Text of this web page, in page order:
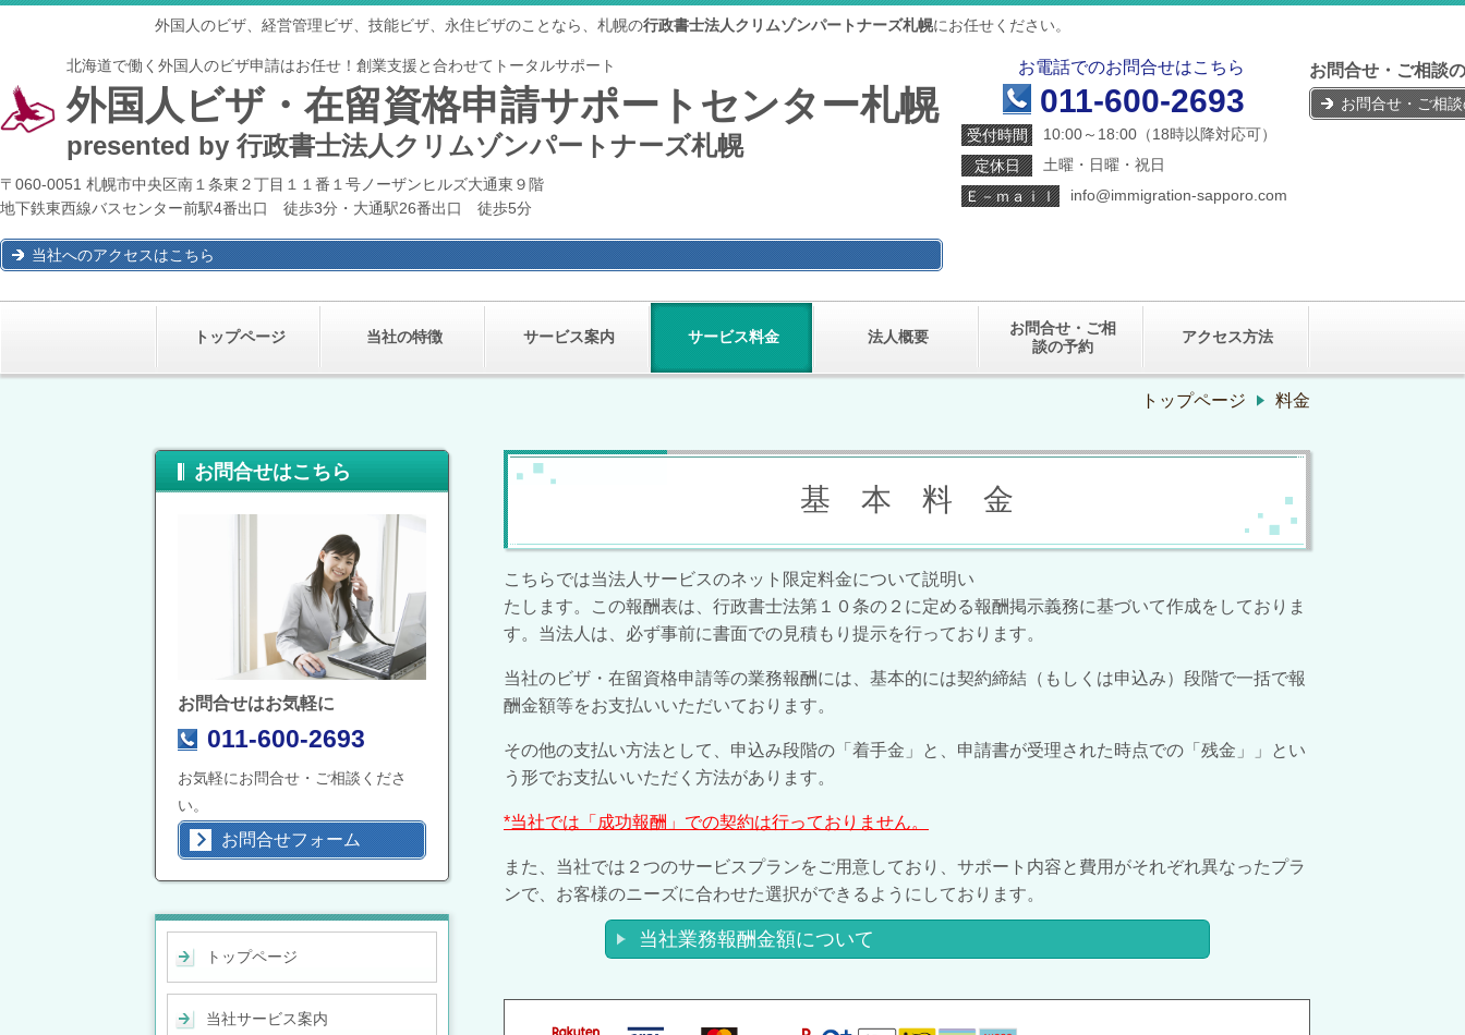
外国人のビザ、経営管理ビザ、技能ビザ、永住ビザのことなら、札幌の行政書士法人クリムゾンパートナーズ札幌にお任せください。
北海道で働く外国人のビザ申請はお任せ！創業支援と合わせてトータルサポート
外国人ビザ・在留資格申請サポートセンター札幌
presented by 行政書士法人クリムゾンパートナーズ札幌
〒060-0051 札幌市中央区南１条東２丁目１１番１号ノーザンヒルズ大通東９階
地下鉄東西線バスセンター前駅4番出口 徒歩3分・大通駅26番出口 徒歩5分
当社へのアクセスはこちら
お電話でのお問合せはこちら
011-600-2693
受付時間 10:00～18:00 （18時以降対応可）
定休日
土曜・日曜・祝日
Ｅ－ｍａｉｌ
info@immigration-sapporo.com
お問合せ・ご相談
お問合せ・ご相
トップページ 当社の特徴 サービス案内 サービス料金 法人概要
お問合せ・ご相
談の予約
アクセス方法
トップページ 料金
基 本 料 金
こちらでは当法人サービスのネット限定料金について説明い
たします。この報酬表は、行政書士法第１０条の２に定める報酬掲示義務に基づいて作成をしておりま
す。当法人は、必ず事前に書面での見積もり提示を行っております。
当社のビザ・在留資格申請等の業務報酬には、基本的には契約締結（もしくは申込み）段階で一括で報
酬金額等をお支払いいただいております。
その他の支払い方法として、申込み段階の「着手金」と、申請書が受理された時点での「残金」」とい
う形でお支払いいただく方法があります。
*当社では「成功報酬」での契約は行っておりません。
また、当社では２つのサービスプランをご用意しており、サポート内容と費用がそれぞれ異なったプラ
ンで、お客様のニーズに合わせた選択ができるようにしております。
当社業務報酬金額について
お問合せはこちら
お問合せはお気軽に
011-600-2693
お気軽にお問合せ・ご相談くださ
い。
お問合せフォーム
トップページ
当社サービス案内